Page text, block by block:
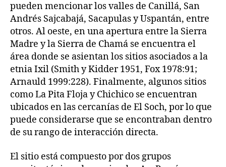
pueden mencionar los valles de Canillá, San
Andrés Sajcabajá, Sacapulas y Uspantán, entre
otros. Al oeste, en una apertura entre la Sierra
Madre y la Sierra de Chamá se encuentra el
área donde se asientan los sitios asociados a la
etnia Ixil (Smith y Kidder 1951, Fox 1978:91;
Arnauld 1999:228). Finalmente, algunos sitios
como La Pita Floja y Chichico se encuentran
ubicados en las cercanías de El Soch, por lo que
puede considerarse que se encontraban dentro
de su rango de interacción directa.
El sitio está compuesto por dos grupos